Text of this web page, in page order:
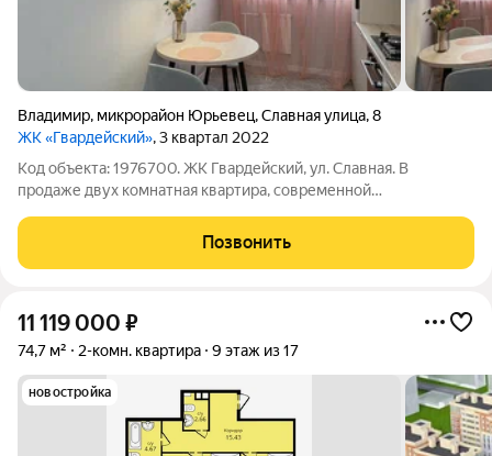
Владимир, микрорайон Юрьевец,Славная улица,8
ЖК «Гвардейский», 3 квартал 2022
Код объекта: 1976700. ЖК Гвардейский, ул. Славная. В
продаже двух комнатная квартира, современной
площадью 58,2 кв. м., расположена на 9м этаже 14ти этажной
секции. Отопление от собственной
Позвонить
11 119 000 ₽
74,7 м² 2-комн. квартира 9 этаж из 17
новостройка